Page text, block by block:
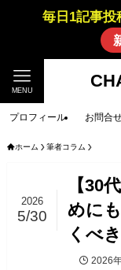
毎日1記事
MENU
プロフィール お問合
ホーム 筆者コラム
【30
めに
くべ
2026
5/30
2026